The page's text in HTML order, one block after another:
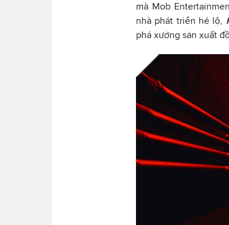
mà Mob
nhà phát triển hé lộ,
phá xưởng sản xuất